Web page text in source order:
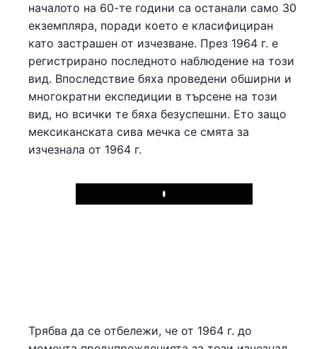
началото на 60-те години са останали само 30
екземпляра, поради което е класифициран
като застрашен от изчезване. През 1964 г. е
регистрирано последното наблюдение на този
вид. Впоследствие бяха проведени обширни и
многократни експедиции в търсене на този
вид, но всички те бяха безуспешни. Ето защо
мексиканската сива мечка се смята за
изчезнала от 1964 г.
Play
Трябва да се отбележи, че от 1964 г. до